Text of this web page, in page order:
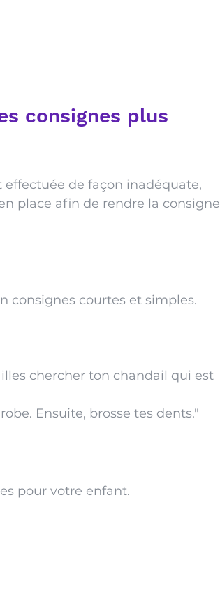
consignes plus
de façon inadéquate,
place afin de rendre la consigne
consignes courtes et simples.
chercher ton chandail qui est
Ensuite, brosse tes dents."
pour votre enfant.